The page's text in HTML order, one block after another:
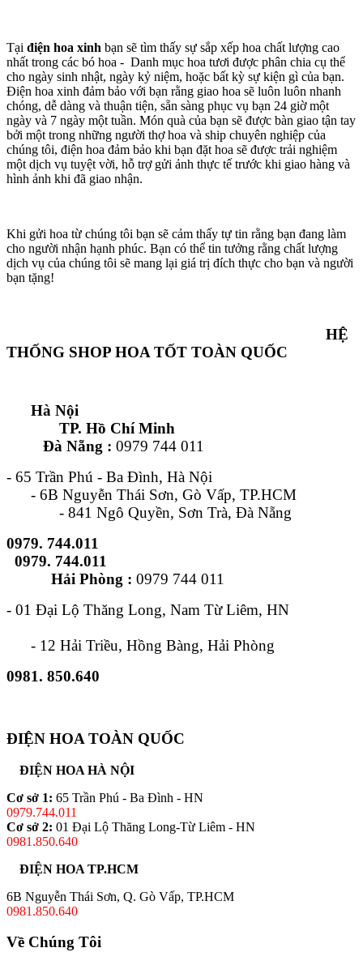
Tại điện hoa xinh bạn sẽ tìm thấy sự sắp xếp hoa chất lượng cao
nhất trong các bó hoa - Danh mục hoa tươi được phân chia cụ thể
cho ngày sinh nhật, ngày kỷ niệm, hoặc bất kỳ sự kiện gì của bạn.
Điện hoa xinh đảm bảo với bạn rằng giao hoa sẽ luôn luôn nhanh
chóng, dễ dàng và thuận tiện, sẵn sàng phục vụ bạn 24 giờ một
ngày và 7 ngày một tuần. Món quà của bạn sẽ được bàn giao tận tay
bởi một trong những người thợ hoa và ship chuyên nghiệp của
chúng tôi, điện hoa đảm bảo khi bạn đặt hoa sẽ được trải nghiệm
một dịch vụ tuyệt vời, hỗ trợ gửi ảnh thực tế trước khi giao hàng và
hình ảnh khi đã giao nhận.
Khi gửi hoa từ chúng tôi bạn sẽ cảm thấy tự tin rằng bạn đang làm
cho người nhận hạnh phúc. Bạn có thể tin tưởng rằng chất lượng
dịch vụ của chúng tôi sẽ mang lại giá trị đích thực cho bạn và người
bạn tặng!
HỆ
THỐNG SHOP HOA TỐT TOÀN QUỐC
Hà Nội
TP. Hồ Chí Minh
Đà Nẵng : 0979 744 011
- 65 Trần Phú - Ba Đình, Hà Nội
- 6B Nguyễn Thái Sơn, Gò Vấp, TP.HCM
- 841 Ngô Quyền, Sơn Trà, Đà Nẵng
0979. 744.011
0979. 744.011
Hải Phòng : 0979 744 011
- 01 Đại Lộ Thăng Long, Nam Từ Liêm, HN
- 12 Hải Triều, Hồng Bàng, Hải Phòng
0981. 850.640
ĐIỆN HOA TOÀN QUỐC
ĐIỆN HOA HÀ NỘI
Cơ sở 1: 65 Trần Phú - Ba Đình - HN
0979.744.011
Cơ sở 2: 01 Đại Lộ Thăng Long-Từ Liêm - HN
0981.850.640
ĐIỆN HOA TP.HCM
6B Nguyễn Thái Sơn, Q. Gò Vấp, TP.HCM
0981.850.640
Về Chúng Tôi